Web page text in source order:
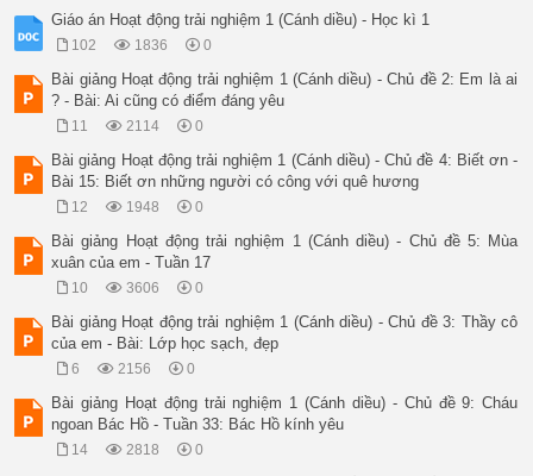
- Thảo luận, phân công kế hoạch chăm sóc vườn hoa.
- Chuẩn bị đồ dùng, dụng cụ để chăm sóc cây, hoa.
- Thực hiện các việc chăm sóc cây, hoa.
- Tự đánh giá kết quả của việc chăm sóc cây, hoa của bản
- Chia sẻ về cảm xúc của em sau buổi thực hành chăm sóc
HS lắng nghe
IV. ĐIỀU CHỈNH SAU TIẾT DẠY:
KẾ HOẠCH BÀI DẠY Tuần 19
MÔN: HOẠT ĐỘNG TRẢI NGHIỆM
BÀI : EM THÍCH TRÒ CHƠI DÂN GIAN NÀO NHẤT?
Ngày: - 01 - 2021
I/ MỤC ĐÍCH YÊU CẦU: Sau hoạt động, HS có khả năng:
- Biết chia sẻ cảm xúc sau khi chơi các trò chơi dân gian.
- Muốn được thường xuyên chơi các trò chơi dân gian.
- HS nhận thấy được những ưu điểm và nhược điểm trong
Nắm được những việc làm của tuần tới của mình và của lớp.
II/ ĐỒ DÙNG DẠY HỌC:
- Bài hát, Trò chơi
III/ CÁC HOẠT ĐỘNG DẠY HỌC:
HOẠT ĐỘNG CỦA GIÁO VIÊN
HOẠT ĐỘNG CỦA HỌC SINH
1/ Ổn định
- GV hướng dẫn HS hoạt động nhóm
Giáo án Hoạt động trải nghiệm 1 (Cánh diều) - Học kì 1
102 1836 0
Bài giảng Hoạt động trải nghiệm 1 (Cánh diều) - Chủ đề 2: Em là ai
? - Bài: Ai cũng có điểm đáng yêu
11 2114 0
Bài giảng Hoạt động trải nghiệm 1 (Cánh diều) - Chủ đề 4: Biết ơn -
Bài 15: Biết ơn những người có công với quê hương
12 1948 0
Bài giảng Hoạt động trải nghiệm 1 (Cánh diều) - Chủ đề 5: Mùa
xuân của em - Tuần 17
10 3606 0
Bài giảng Hoạt động trải nghiệm 1 (Cánh diều) - Chủ đề 3: Thầy cô
của em - Bài: Lớp học sạch, đẹp
6 2156 0
Bài giảng Hoạt động trải nghiệm 1 (Cánh diều) - Chủ đề 9: Cháu
ngoan Bác Hồ - Tuần 33: Bác Hồ kính yêu
14 2818 0